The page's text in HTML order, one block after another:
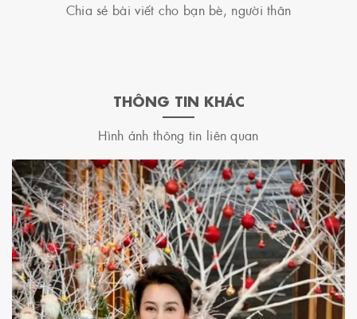
Chia sẻ bài viết cho bạn bè, người thân
THÔNG TIN KHÁC
Hình ảnh thông tin liên quan